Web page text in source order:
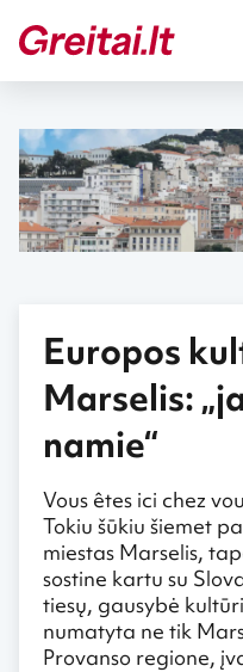
Europos
Marselis:
namie“
Vous êtes ici chez
Tokiu šūkiu šiemet
miestas Marselis,
sostine kartu su
tiesų, gausybė
numatyta ne tik
Provanso regione,